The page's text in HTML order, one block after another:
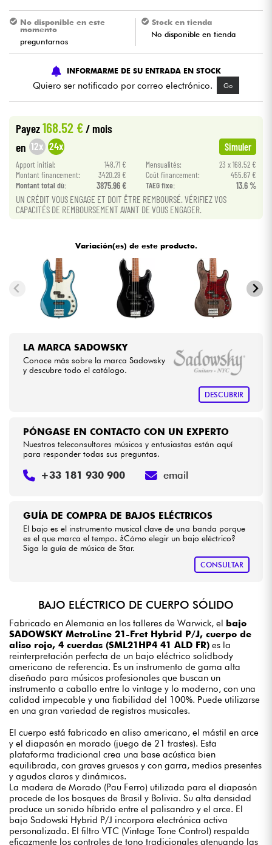
Niños
HiFi
Bundle
No disponible en este
momento
preguntarnos
Stock en tienda
No disponible en tienda
INFORMARME DE SU ENTRADA EN STOCK
Quiero ser notificado por correo electrónico. Go
Payez168.52 € / mois
en 12x 24x Simuler
Apport initial: 148.71 € Mensualités:
23 x 168.52 €
Montant financement:
3420.29 € Coût financement:
455.67 €
Montant total dù:
3875.96 € TAEG fixe: 13.6 %
UN CRÉDIT VOUS ENGAGE ET DOIT ÊTRE REMBOURSÉ. VÉRIFIEZ VOS
CAPACITÉS DE REMBOURSEMENT AVANT DE VOUS ENGAGER.
Variación(es) de este producto.
LA MARCA SADOWSKY
Conoce más sobre la marca Sadowsky
y descubre todo el catálogo.
DESCUBRIR
GUÍA DE COMPRA DE BAJOS ELÉCTRICOS
El bajo es el instrumento musical clave de una banda porque
es el que marca el tempo. ¿Cómo elegir un bajo eléctrico?
Siga la guía de música de Star.
CONSULTAR
PÓNGASE EN CONTACTO CON UN EXPERTO
Nuestros teleconsultores músicos y entusiastas están aquí
para responder todas sus preguntas.
+33 181 930 900 email
BAJO ELÉCTRICO DE CUERPO SÓLIDO
Fabricado en Alemania en los talleres de Warwick, el bajo
SADOWSKY MetroLine 21-Fret Hybrid P/J, cuerpo de
aliso rojo, 4 cuerdas (SML21HP4 41 ALD FR) es la
reinterpretación perfecta de un bajo eléctrico solidbody
americano de referencia. Es un instrumento de gama alta
diseñado para músicos profesionales que buscan un
instrumento a caballo entre lo vintage y lo moderno, con una
calidad impecable y una fiabilidad del 100%. Puede utilizarse
en una gran variedad de registros musicales.
El cuerpo está fabricado en aliso americano, el mástil en arce
y el diapasón en morado (juego de 21 trastes). Esta
plataforma tradicional crea una base acústica bien
equilibrada, con graves gruesos y con garra, medios presentes
y agudos claros y dinámicos.
La madera de Morado (Pau Ferro) utilizada para el diapasón
procede de los bosques de Brasil y Bolivia. Su alta densidad
produce un sonido híbrido entre el palisandro y el arce. El
bajo Sadowski Hybrid P/J incorpora electrónica activa
personalizada. El filtro VTC (Vintage Tone Control) respalda
eficazmente los controles de tono tradicionales atenuando las